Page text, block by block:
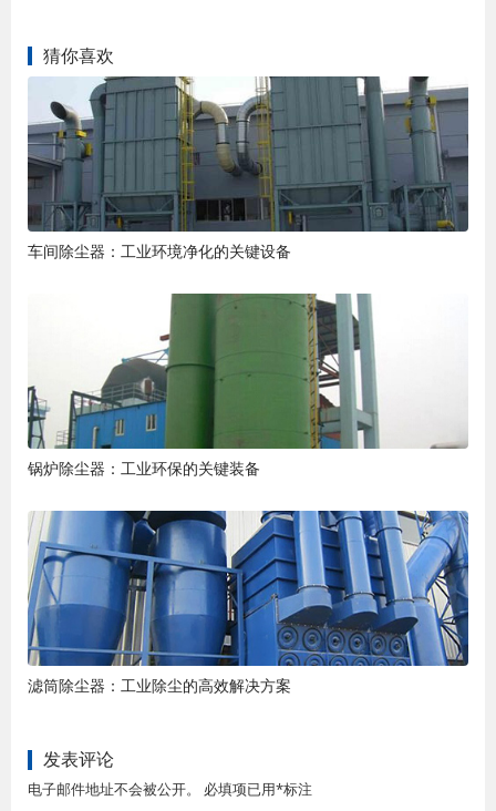
猜你喜欢
车间除尘器：工业环境净化的关键设备
锅炉除尘器：工业环保的关键装备
滤筒除尘器：工业除尘的高效解决方案
发表评论
电子邮件地址不会被公开。 必填项已用*标注